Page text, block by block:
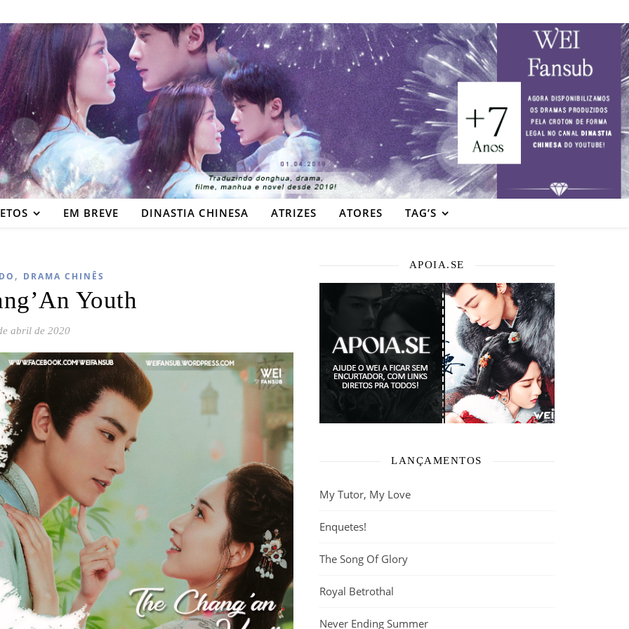
EM BREVE DINASTIA CHINESA ATRIZES ATORES TAG’S
, DRAMA CHINÊS
Youth
abril de 2020
APOIA.SE
LANÇAMENTOS
My Tutor, My Love
Enquetes!
The Song Of Glory
Royal Betrothal
Never Ending Summer